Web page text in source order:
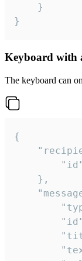
}
Keyboard with
The keyboard can
{